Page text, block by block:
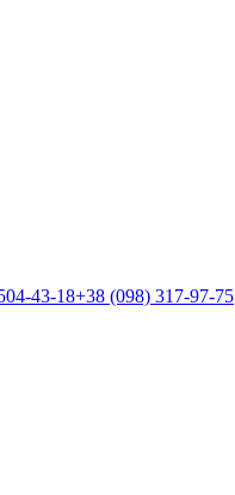
43-18+38 (098) 317-97-75